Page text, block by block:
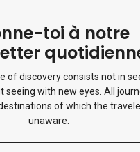
toi à notre
of discovery consists not in
seeing with new eyes. All
of which the
unaware.